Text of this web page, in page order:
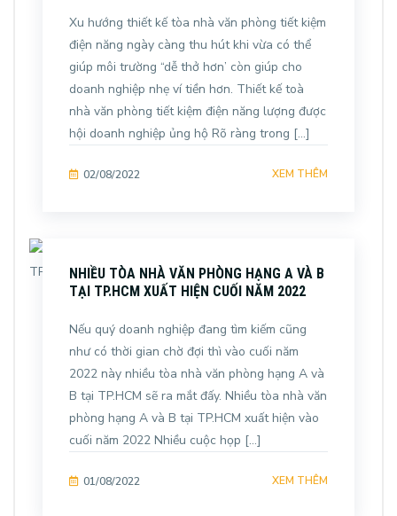
Xu hướng thiết kế tòa nhà văn phòng tiết kiệm
điện năng ngày càng thu hút khi vừa có thể
giúp môi trường “dễ thở hơn’ còn giúp cho
doanh nghiệp nhẹ ví tiền hơn. Thiết kế toà
nhà văn phòng tiết kiệm điện năng lượng được
hội doanh nghiệp ủng hộ Rõ ràng trong […]
02/08/2022 XEM THÊM
NHIỀU TÒA NHÀ VĂN PHÒNG HẠNG A VÀ B
TẠI TP.HCM XUẤT HIỆN CUỐI NĂM 2022
Nếu quý doanh nghiệp đang tìm kiếm cũng
như có thời gian chờ đợi thì vào cuối năm
2022 này nhiều tòa nhà văn phòng hạng A và
B tại TP.HCM sẽ ra mắt đấy. Nhiều tòa nhà văn
phòng hạng A và B tại TP.HCM xuất hiện vào
cuối năm 2022 Nhiều cuộc họp […]
01/08/2022 XEM THÊM